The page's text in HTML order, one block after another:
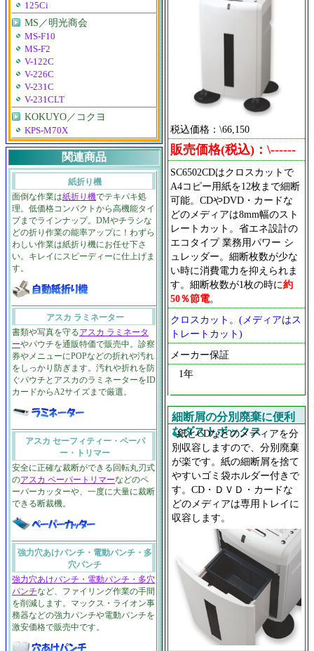
税込価格：\66,150
販売価格(税込)：\------
SC6502CDはクロスカットで
A4コピー用紙を12枚まで細断
可能。CDやDVD・カードな
どのメディアは8mm幅のスト
レートカット。省エネ設計の
エコタイプ 業務用パワー シ
ュレッダー。細断枚数が少な
い時に消費電力を抑えられま
す。細断枚数が1枚の時に約
50％節電。
クロスカット。(メディアはス
トレートカット)
メーカー保証
1年
細断屑の分別廃棄に便利
なダストボックス
●紙とCDなどのメディアを分
別収容しますので、分別廃棄
が楽です。紙の細断屑を捨て
やすいゴミ袋ホルダー付きで
す。CD・ＤＶＤ・カードな
どのメディアは専用トレイに
収容します。
125Ci
MS／明光商会
MS-F10
MS-F2
V-122C
V-226C
V-231C
V-231CLT
KOKUYO／コクヨ
KPS-M70X
関連商品
紙折り機
面倒な作業は紙折り機でテキパキ処
理。低価格コンパクトから高機能タイ
プまでラインナップ。DMやチラシな
どの折り作業の能率アップに！わずら
わしい作業は紙折り機にお任せ下さ
い。キレイにスピーディーに仕上げま
す。
アスカ ラミネーター
書類や写真を守るアスカ ラミネータ
ーやパウチを通販特価で販売中。診察
券やメニューにPOPなどの折れや汚れ
をしっかり防ぎます。汚れや折れを防
ぐパウチとアスカのラミネーターをID
カードからA2サイズまで厳選。
アスカ セーフィティー・ペーパ
ー・トリマー
安全に正確な裁断ができる回転丸刃式
のアスカ ペーパートリマーなどのペ
ーパーカッターや、一度に大量に裁断
できる断裁機。
強力穴あけパンチ・電動パンチ・多
穴パンチ
強力穴あけパンチ・電動パンチ・多穴
パンチなど、ファイリング作業の手間
を削減します。マックス・ライオン事
務器などの強力パンチや電動パンチを
激安価格で販売中です。